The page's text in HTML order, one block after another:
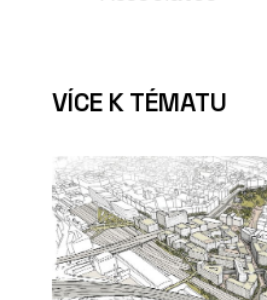
VÍCE K TÉMATU